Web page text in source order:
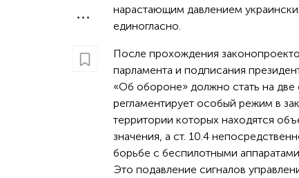
нарастающим давлением
единогласно.
После прохождения
парламента и подписания
«Об обороне» должно стать на две
регламентирует особый режим в
территории которых находятся
значения, а ст. 10.4
борьбе с беспилотными
Это подавление сигналов